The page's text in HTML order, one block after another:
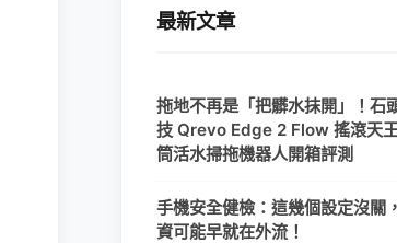
最新文章
拖地不再是「把髒水抹開」！石
技 Qrevo Edge 2 Flow 搖滾天
筒活水掃拖機器人開箱評測
手機安全健檢：這幾個設定沒關
資可能早就在外流！